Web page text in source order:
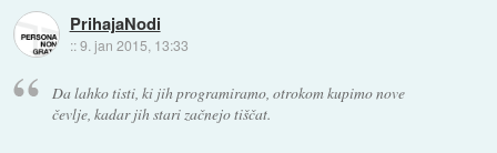
PrihajaNodi
::9. jan 2015, 13:33
Da lahko tisti, ki jih programiramo, otrokom kupimo nove
čevlje, kadar jih stari začnejo tiščat.